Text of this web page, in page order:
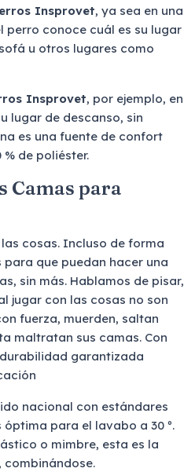
Insprovet, ya sea en una
perro conoce cuál es su lugar
u otros lugares como
Insprovet, por ejemplo, en
lugar de descanso, sin
es una fuente de confort
de poliéster.
Camas para
cosas. Incluso de forma
que puedan hacer una
sin más. Hablamos de pisar,
jugar con las cosas no son
fuerza, muerden, saltan
maltratan sus camas. Con
garantizada
nacional con estándares
para el lavabo a 30 º.
o mimbre, esta es la